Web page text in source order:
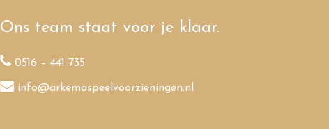
Ons team staat voor je klaar.
0516 – 441 735
info@arkemaspeelvoorzieningen.nl